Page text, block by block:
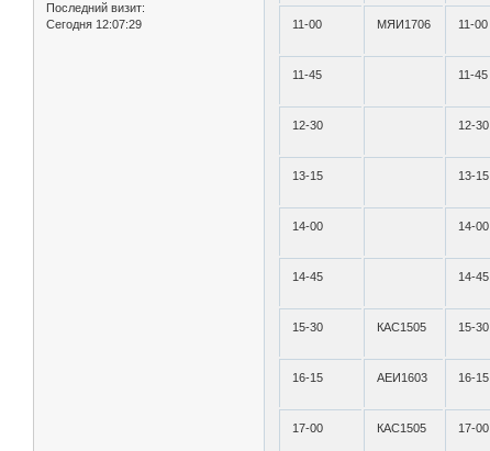
Последний визит:
Сегодня 12:07:29
11-00 МЯИ1706 11-00
11-45 11-45
12-30 12-30
13-15 13-15
14-00 14-00
14-45 14-45
15-30 КАС1505 15-30
16-15 АЕИ1603 16-15
17-00 КАС1505 17-00